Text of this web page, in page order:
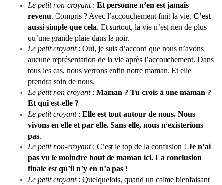
Le petit non-croyant : Et personne n’en est jamais
revenu. Compris ? Avec l’accouchement finit la vie. C’est
aussi simple que cela. Et surtout, la vie n’est rien de plus
qu’une grande plaie dans le noir.
Le petit croyant : Oui, je suis d’accord que nous n’avons
aucune représentation de la vie après l’accouchement. Dans
tous les cas, nous verrons enfin notre maman. Et elle
prendra soin de nous.
Le petit non croyant : Maman ? Tu crois à une maman ?
Et qui est-elle ?
Le petit croyant : Elle est tout autour de nous. Nous
vivons en elle et par elle. Sans elle, nous n’existerions
pas.
Le petit non-croyant : C’est le top de la confusion ! Je n’ai
pas vu le moindre bout de maman ici. La conclusion
finale est qu’il n’y en n’a pas !
Le petit croyant : Quelquefois, quand un calme bienfaisant